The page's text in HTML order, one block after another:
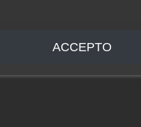
ACCEPTO